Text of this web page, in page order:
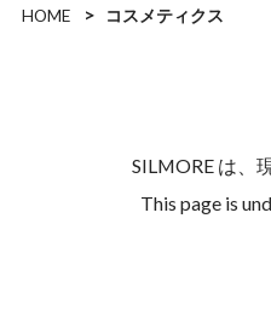
HOME コスメティクス
SILMORE は、
This page is